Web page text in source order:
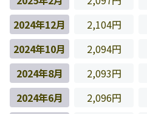
2024年12月
2,104円
2024年10月
2,094円
2024年8月
2,093円
2024年6月
2,096円